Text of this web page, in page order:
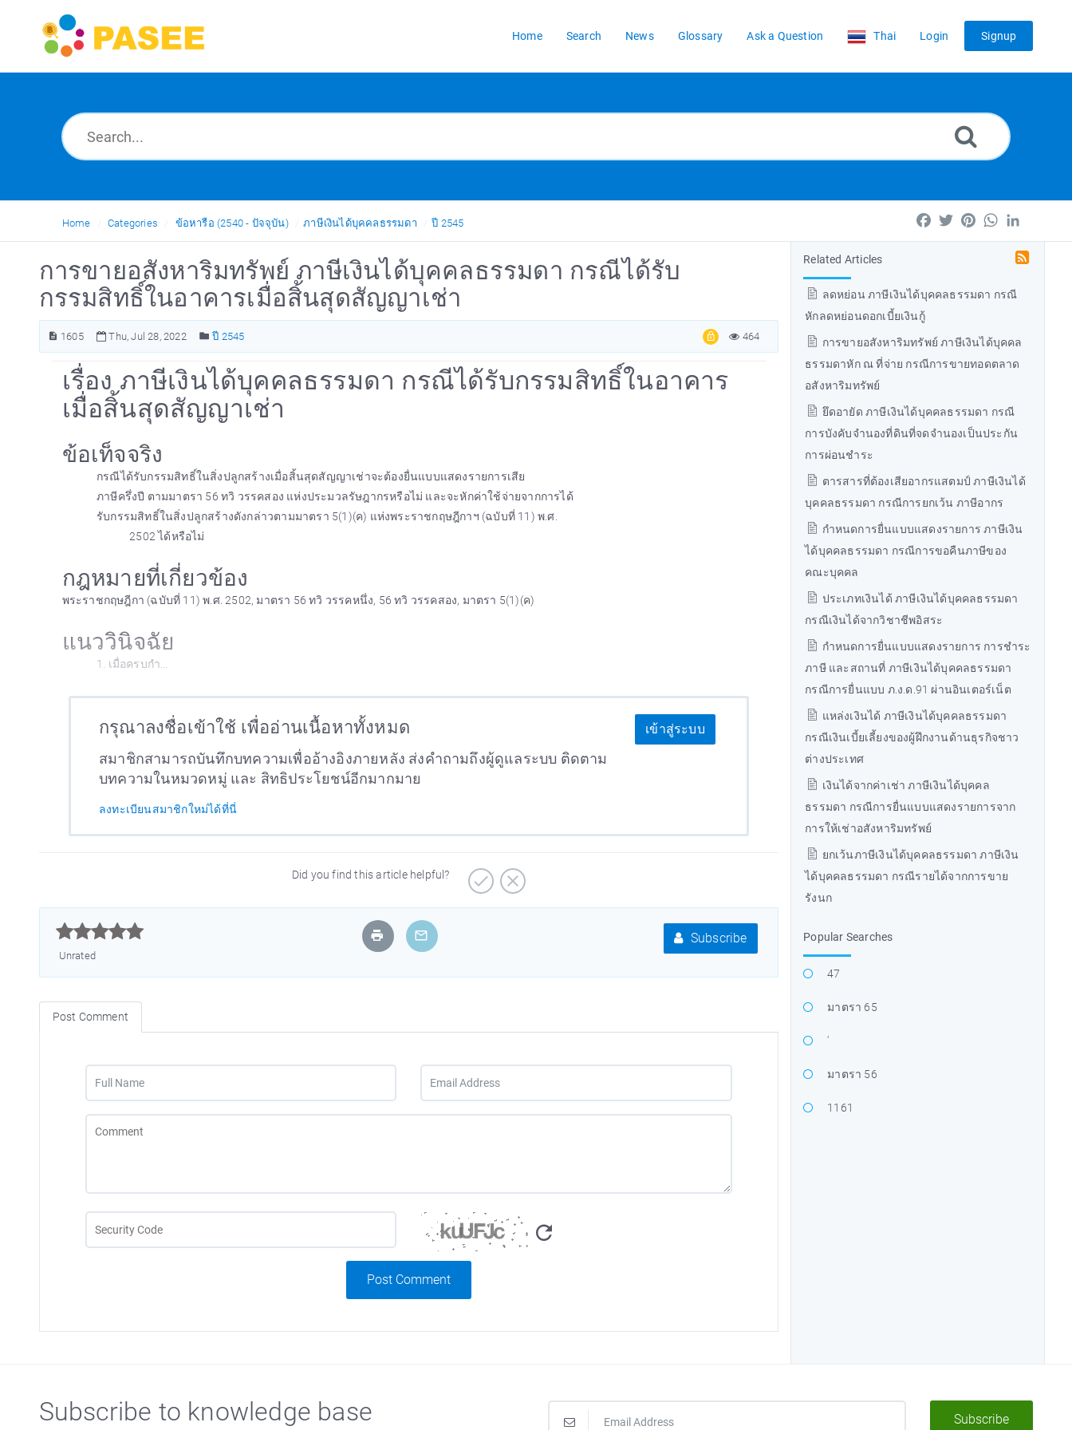
Home Search News Glossary Ask a Question Thai Login Signup
Home Categories ข้อหารือ (2540 - ปัจจุบัน) ภาษีเงินได้บุคคลธรรมดา ปี 2545 Facebook
TwitterPinterestWhatsApp
Related Articles
ลดหย่อน ภาษีเงินได้บุคคลธรรมดา กรณี
หักลดหย่อนดอกเบี้ยเงินกู้
การขายอสังหาริมทรัพย์ ภาษีเงินได้บุคคล
ธรรมดาหัก ณ ที่จ่าย กรณีการขายทอดตลาด
อสังหาริมทรัพย์
ยึดอายัด ภาษีเงินได้บุคคลธรรมดา กรณี
การบังคับจำนองที่ดินที่จดจำนองเป็นประกัน
การผ่อนชำระ
ตารสารที่ต้องเสียอากรแสตมป์ ภาษีเงินได้
บุคคลธรรมดา กรณีการยกเว้น ภาษีอากร
กำหนดการยื่นแบบแสดงรายการ ภาษีเงิน
ได้บุคคลธรรมดา กรณีการขอคืนภาษีของ
คณะบุคคล
ประเภทเงินได้ ภาษีเงินได้บุคคลธรรมดา
กรณีเงินได้จากวิชาชีพอิสระ
กำหนดการยื่นแบบแสดงรายการ การชำระ
ภาษี และสถานที่ ภาษีเงินได้บุคคลธรรมดา
กรณีการยื่นแบบ ภ.ง.ด.91 ผ่านอินเตอร์เน็ต
แหล่งเงินได้ ภาษีเงินได้บุคคลธรรมดา
กรณีเงินเบี้ยเลี้ยงของผู้ฝึกงานด้านธุรกิจชาว
ต่างประเทศ
เงินได้จากค่าเช่า ภาษีเงินได้บุคคล
ธรรมดา กรณีการยื่นแบบแสดงรายการจาก
การให้เช่าอสังหาริมทรัพย์
ยกเว้นภาษีเงินได้บุคคลธรรมดา ภาษีเงิน
ได้บุคคลธรรมดา กรณีรายได้จากการขาย
รังนก
Popular Searches
47
มาตรา 65
'
มาตรา 56
1161
การขายอสังหาริมทรัพย์ ภาษีเงินได้บุคคลธรรมดา กรณีได้รับ
กรรมสิทธิ์ในอาคารเมื่อสิ้นสุดสัญญาเช่า
1605 Thu, Jul 28, 2022 ปี 2545 464
เรื่อง ภาษีเงินได้บุคคลธรรมดา กรณีได้รับกรรมสิทธิ์ในอาคาร
เมื่อสิ้นสุดสัญญาเช่า
ข้อเท็จจริง
กรณีได้รับกรรมสิทธิ์ในสิ่งปลูกสร้างเมื่อสิ้นสุดสัญญาเช่าจะต้องยื่นแบบแสดงรายการเสีย
ภาษีครึ่งปี ตามมาตรา 56 ทวิ วรรคสอง แห่งประมวลรัษฎากรหรือไม่ และจะหักค่าใช้จ่ายจากการได้
รับกรรมสิทธิ์ในสิ่งปลูกสร้างดังกล่าวตามมาตรา 5(1)(ค) แห่งพระราชกฤษฎีกาฯ (ฉบับที่ 11) พ.ศ.
2502 ได้หรือไม่
กฎหมายที่เกี่ยวข้อง
พระราชกฤษฎีกา (ฉบับที่ 11) พ.ศ. 2502, มาตรา 56 ทวิ วรรคหนึ่ง, 56 ทวิ วรรคสอง, มาตรา 5(1)(ค)
แนววินิจฉัย
1. เมื่อครบกำ...
กรุณาลงชื่อเข้าใช้ เพื่ออ่านเนื้อหาทั้งหมด
สมาชิกสามารถบันทึกบทความเพื่ออ้างอิงภายหลัง ส่งคำถามถึงผู้ดูแลระบบ ติดตาม
บทความในหมวดหมู่ และ สิทธิประโยชน์อีกมากมาย
ลงทะเบียนสมาชิกใหม่ได้ที่นี่
เข้าสู่ระบบ
Did you find this article helpful?



Unrated
Subscribe
Post Comment
Post Comment
Subscribe to knowledge base Subscribe